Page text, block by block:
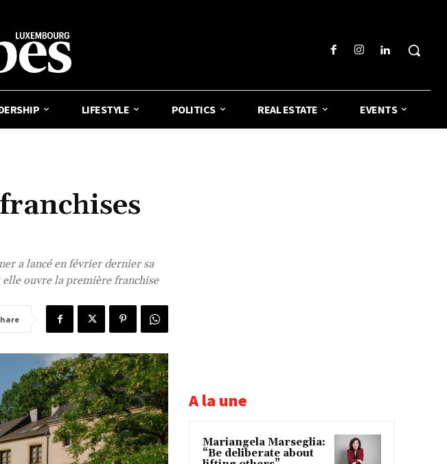
LIFESTYLE POLITICS REAL ESTATE EVENTS
a lancé en février dernier sa
elle ouvre la première franchise
A la une
Mariangela Marseglia:
“Be deliberate about